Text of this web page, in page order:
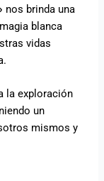
nos brinda una
blanca
vidas
la exploración
un
mismos y